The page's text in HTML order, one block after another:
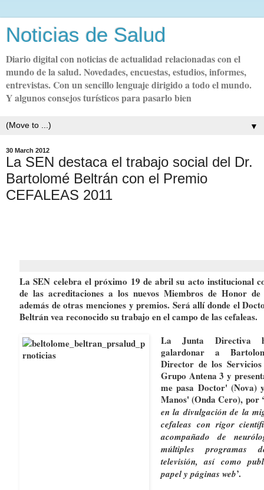
Noticias de Salud
Diario digital con noticias de actualidad relacionadas con el
mundo de la salud. Novedades, encuestas, estudios, informes,
entrevistas. Con un sencillo lenguaje dirigido a todo el mundo.
Y algunos consejos turísticos para pasarlo bien
▼
30 March 2012
La SEN destaca el trabajo social del Dr.
Bartolomé Beltrán con el Premio
CEFALEAS 2011
La SEN celebra el próximo 19 de abril su acto institucional
de las acreditaciones a los nuevos Miembros de Honor de
además de otras menciones y premios. Será allí donde el
Beltrán vea reconocido su trabajo en el campo de las cefaleas.
La Junta Directiva
galardonar a
Director de los
Grupo Antena 3 y
me pasa Doctor' (Nova)
Manos' (Onda Cero), por ‘
en la divulgación de la
cefaleas con rigor
acompañado de
múltiples
televisión, así como
papel y páginas web’.